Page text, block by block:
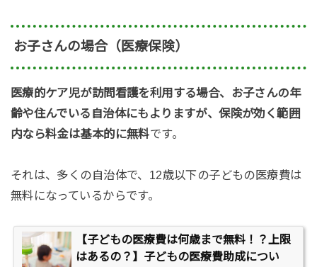
お子さんの場合（医療保険）
医療的ケア児が訪問看護を利用する場合、お子さんの年
齢や住んでいる自治体にもよりますが、保険が効く範囲
内なら料金は基本的に無料です。
それは、多くの自治体で、12歳以下の子どもの医療費は
無料になっているからです。
【子どもの医療費は何歳まで無料！？上限
はあるの？】子どもの医療費助成につい